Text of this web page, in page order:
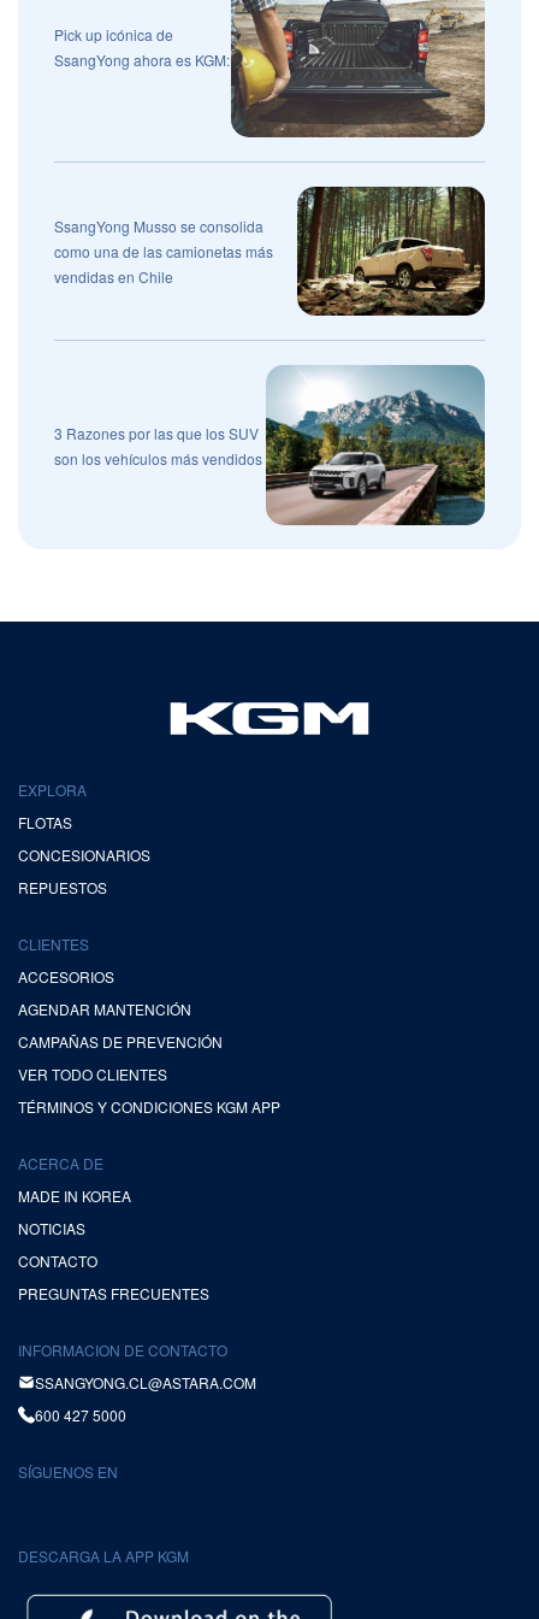
Pick up icónica de
SsangYong ahora es KGM:
SsangYong Musso se consolida
como una de las camionetas más
vendidas en Chile
3 Razones por las que los SUV
son los vehículos más vendidos
EXPLORA
FLOTAS
CONCESIONARIOS
REPUESTOS
CLIENTES
ACCESORIOS
AGENDAR MANTENCIÓN
CAMPAÑAS DE PREVENCIÓN
VER TODO CLIENTES
TÉRMINOS Y CONDICIONES KGM APP
ACERCA DE
MADE IN KOREA
NOTICIAS
CONTACTO
PREGUNTAS FRECUENTES
INFORMACION DE CONTACTO
SSANGYONG.CL@ASTARA.COM
600 427 5000
SÍGUENOS EN
DESCARGA LA APP KGM